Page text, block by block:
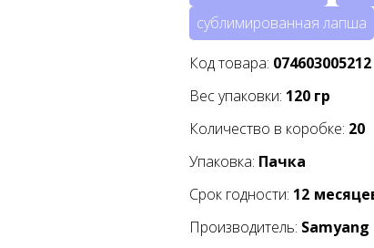
сублимированная лапша
Код товара: 074603005212
Вес упаковки: 120 гр
Количество в коробке: 20
Упаковка: Пачка
Срок годности: 12
Производитель: Samyang